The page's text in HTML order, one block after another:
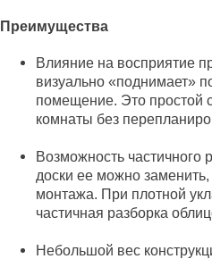
Преимущества
Влияние на восприятие
визуально «поднимает»
помещение. Это простой
комнаты без
Возможность
доски ее можно заменить,
монтажа. При плотной
частичная разборка
Небольшой вес